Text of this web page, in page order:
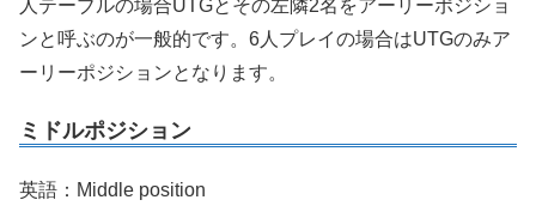
人テーブルの場合UTGとその左隣2名をアーリーポジショ
ンと呼ぶのが一般的です。6人プレイの場合はUTGのみア
ーリーポジションとなります。
ミドルポジション
英語：Middle position